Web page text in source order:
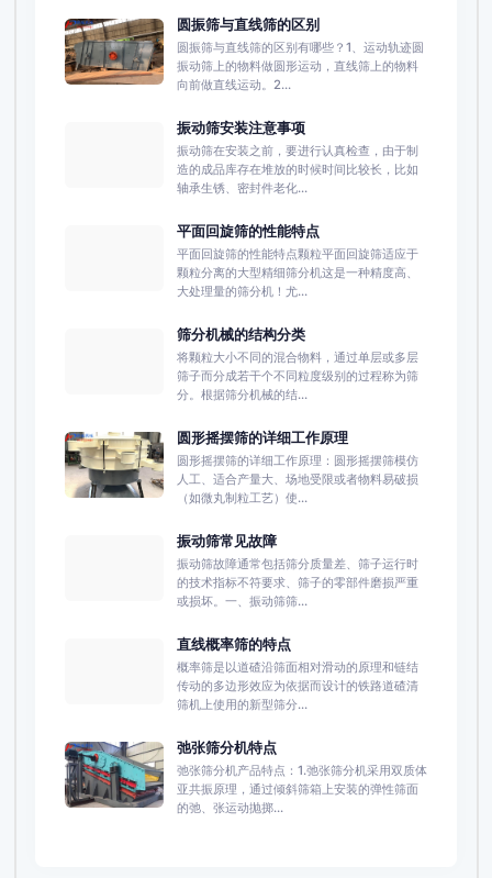
圆振筛与直线筛的区别
圆振筛与直线筛的区别有哪些？1、运动轨迹圆
振动筛上的物料做圆形运动，直线筛上的物料
向前做直线运动。2...
振动筛安装注意事项
振动筛在安装之前，要进行认真检查，由于制
造的成品库存在堆放的时候时间比较长，比如
轴承生锈、密封件老化...
平面回旋筛的性能特点
平面回旋筛的性能特点颗粒平面回旋筛适应于
颗粒分离的大型精细筛分机这是一种精度高、
大处理量的筛分机！尤...
筛分机械的结构分类
将颗粒大小不同的混合物料，通过单层或多层
筛子而分成若干个不同粒度级别的过程称为筛
分。根据筛分机械的结...
圆形摇摆筛的详细工作原理
圆形摇摆筛的详细工作原理：圆形摇摆筛模仿
人工、适合产量大、场地受限或者物料易破损
（如微丸制粒工艺）使...
振动筛常见故障
振动筛故障通常包括筛分质量差、筛子运行时
的技术指标不符要求、筛子的零部件磨损严重
或损坏。一、振动筛筛...
直线概率筛的特点
概率筛是以道碴沿筛面相对滑动的原理和链结
传动的多边形效应为依据而设计的铁路道碴清
筛机上使用的新型筛分...
弛张筛分机特点
弛张筛分机产品特点：1.弛张筛分机采用双质体
亚共振原理，通过倾斜筛箱上安装的弹性筛面
的弛、张运动抛掷...